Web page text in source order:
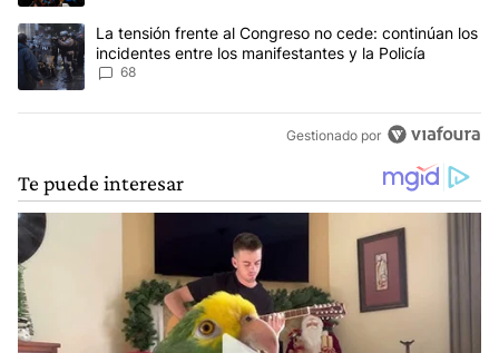
Un artículo de tendencia con el título "La tensión frente al
La tensión frente al Congreso no cede: continúan los
incidentes entre los manifestantes y la Policía
68
Gestionado por